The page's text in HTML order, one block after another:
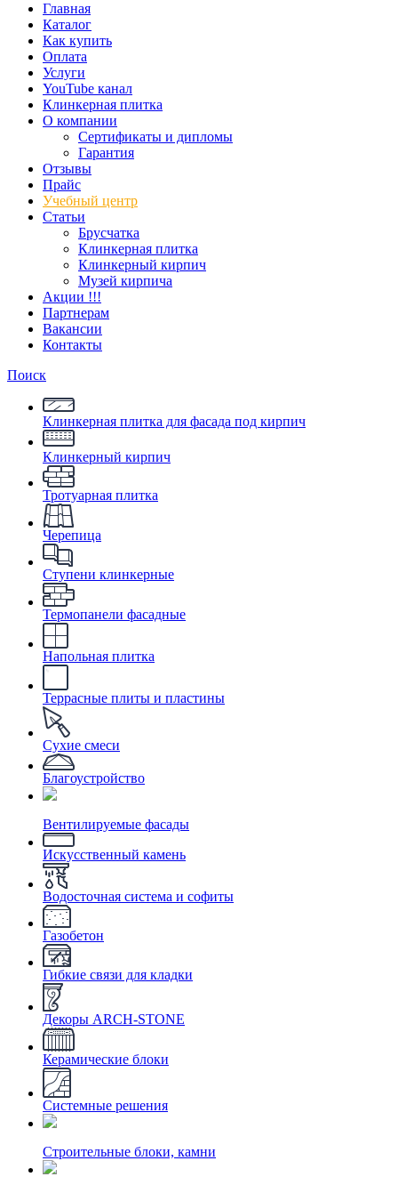
Главная
Каталог
Как купить
Оплата
Услуги
YouTube канал
Клинкерная плитка
О компании
Сертификаты и дипломы
Гарантия
Отзывы
Прайс
Учебный центр
Статьи
Брусчатка
Клинкерная плитка
Клинкерный кирпич
Музей кирпича
Акции !!!
Партнерам
Вакансии
Контакты
Поиск
Клинкерная плитка для фасада под кирпич
Клинкерный кирпич
Тротуарная плитка
Черепица
Ступени клинкерные
Термопанели фасадные
Напольная плитка
Террасные плиты и пластины
Сухие смеси
Благоустройство
Вентилируемые фасады
Искусственный камень
Водосточная система и софиты
Газобетон
Гибкие связи для кладки
Декоры ARCH-STONE
Керамические блоки
Системные решения
Строительные блоки, камни